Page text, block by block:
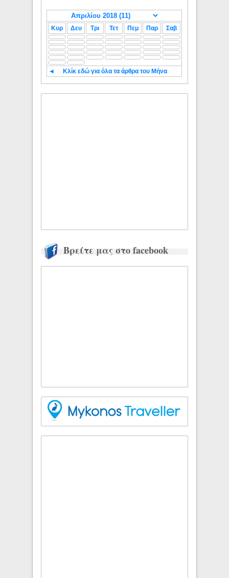
Κυρ Δευ Τρι Τετ Πεμ Παρ Σαβ
◄ Κλίκ εδώ για όλα τα άρθρα του Μήνα
Βρείτε μας στο facebook